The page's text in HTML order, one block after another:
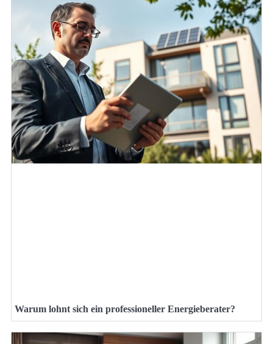
Warum lohnt sich ein professioneller Energieberater?